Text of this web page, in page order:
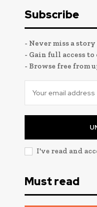
Subscribe
- Never miss a
- Gain full access
- Browse free from
I've read and
Must read